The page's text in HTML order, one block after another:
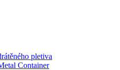
pletiva
Container